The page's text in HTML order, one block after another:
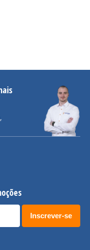
Inscrever-se